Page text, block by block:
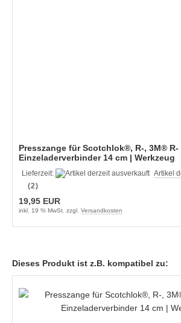
Presszange für Scotchlok®, R-, 3M® R-
Einzeladerverbinder 14 cm | Werkzeug
Lieferzeit:
Artikel
(2)
19,95 EUR
inkl. 19 % MwSt. zzgl. Versandkosten
Dieses Produkt ist z.B. kompatibel zu: